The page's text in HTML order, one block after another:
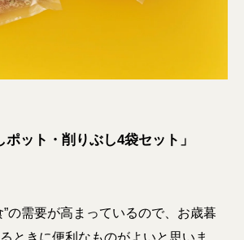
ット・削りぶし4袋セット」
”の需要が高まっているので、お歳暮
ときに便利なものがよいと思いま